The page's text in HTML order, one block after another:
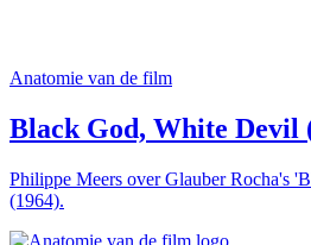
Anatomie van de film
Black God, White Devil
Philippe Meers over Glauber Rocha's
(1964).